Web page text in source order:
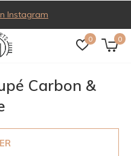
0 0
Instagram
Carbon &